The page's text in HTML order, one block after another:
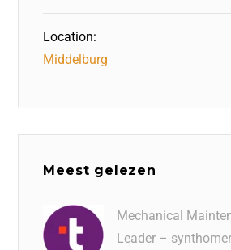
Location:
Middelburg
Meest gelezen
Mechanical
Leader –